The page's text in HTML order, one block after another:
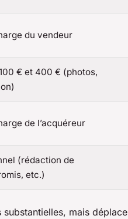
du vendeur
€ et 400 € (photos,
de l’acquéreur
(rédaction de
etc.)
mais déplace